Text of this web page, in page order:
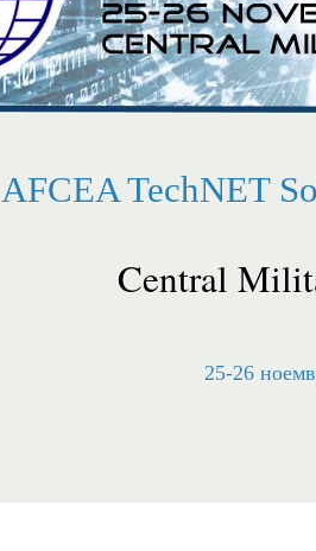
AFCEA TechNET
Central
25-26